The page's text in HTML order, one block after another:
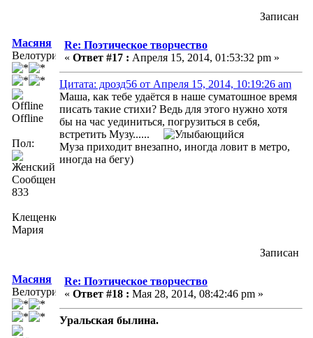
Записан
Масяня
Велотурист
Offline
Пол:
Сообщений:
833
Клещенко
Мария
Re: Поэтическое творчество
« Ответ #17 : Апреля 15, 2014, 01:53:32 pm »
Цитата: дрозд56 от Апреля 15, 2014, 10:19:26 am
Маша, как тебе удаётся в наше суматошное время
писать такие стихи? Ведь для этого нужно хотя
бы на час уединиться, погрузиться в себя,
встретить Музу......
Муза приходит внезапно, иногда ловит в метро,
иногда на бегу)
Записан
Масяня
Велотурист
Re: Поэтическое творчество
« Ответ #18 : Мая 28, 2014, 08:42:46 pm »
Уральская былина.